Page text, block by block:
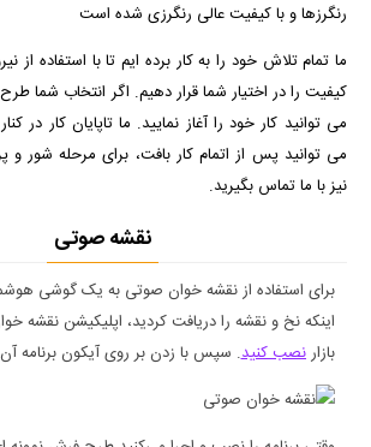
رنگرزها و با کیفیت عالی رنگرزی شده است
ما تمام تلاش خود را به کار برده ایم تا با استفاده
می توانید کار خود را آغاز نمایید. ما تاپایان کار در
می توانید پس از اتمام کار بافت، برای مرحله شور
نیز با ما تماس بگیرید.
نقشه صوتی
برای استفاده از نقشه خوان صوتی به یک گوشی
اینکه نخ و نقشه را دریافت کردید، اپلیکیشن نقشه
بازارنصب کنید. سپس با زدن بر روی آیکون برنامه آن